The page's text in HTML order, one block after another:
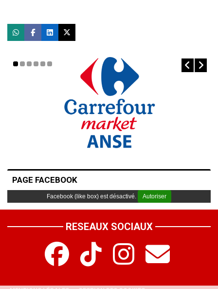
PAGE FACEBOOK
Facebook (like box) est désactivé. Autoriser
RESEAUX SOCIAUX